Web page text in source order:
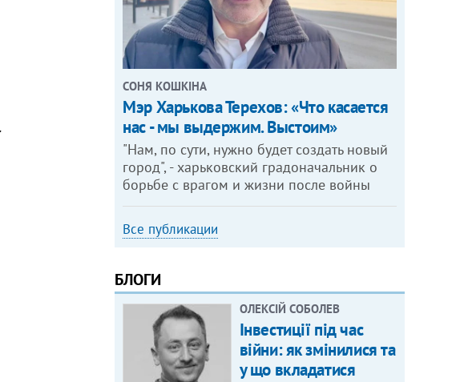
СОНЯ КОШКІНА
Мэр Харькова Терехов: «Что касается
нас - мы выдержим. Выстоим»
"Нам, по сути, нужно будет создать новый
город", - харьковский градоначальник о
борьбе с врагом и жизни после войны
Все публикации
БЛОГИ
ОЛЕКСІЙ СОБОЛЕВ
Інвестиції під час
війни: як змінилися та
у що вкладатися